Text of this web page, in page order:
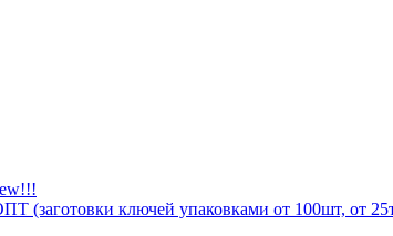
(заготовки ключей упаковками от 100шт, от